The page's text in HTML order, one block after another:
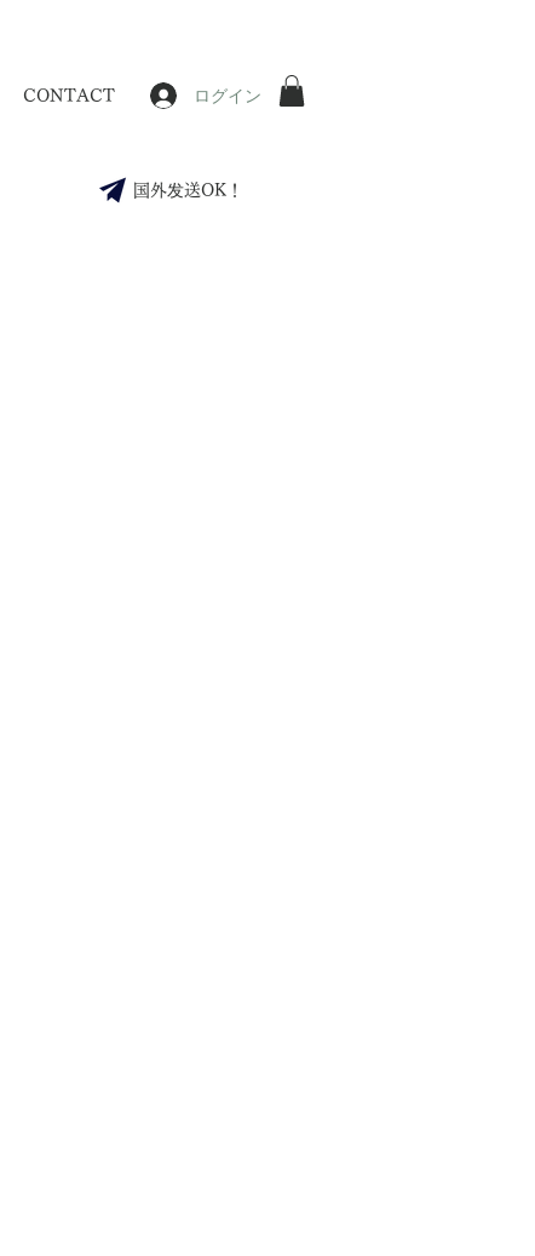
CONTACT ログイン
国外发送OK！